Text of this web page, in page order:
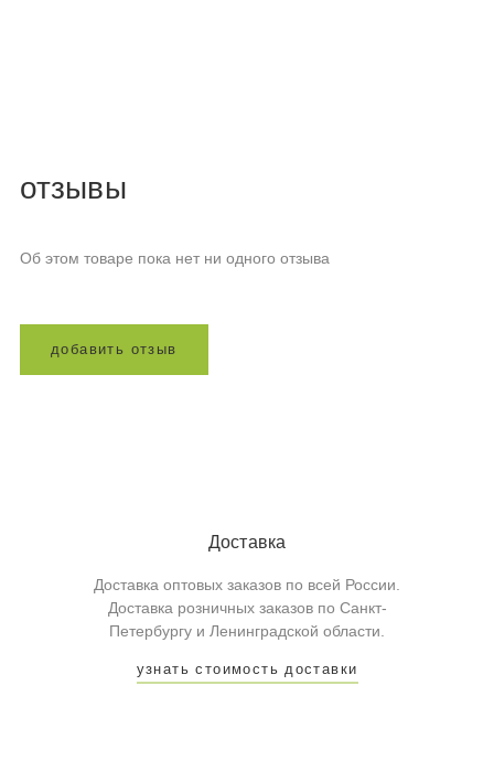
отзывы
Об этом товаре пока нет ни одного отзыва
добавит ь отз ыв
Доставка
Доставка оптовых заказов по всей России.
Доставка розничных заказов по Санкт-
Петербургу и Ленинградской области.
узнать стоимость доставки